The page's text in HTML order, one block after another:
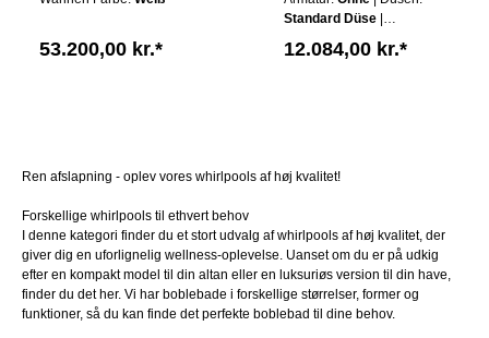
GERMANY
53.200,00 kr.*
GERMANY
Standard Düse
Ohne Schürze
| Wannen Farbe:Weiß
12.084,00 kr.*
Ren afslapning - oplev vores whirlpools af høj kvalitet!
Forskellige whirlpools til ethvert behov
I denne kategori finder du et stort udvalg af whirlpools af høj kvalitet, der
giver dig en uforlignelig wellness-oplevelse. Uanset om du er på udkig
efter en kompakt model til din altan eller en luksuriøs version til din have,
finder du det her. Vi har boblebade i forskellige størrelser, former og
funktioner, så du kan finde det perfekte boblebad til dine behov.